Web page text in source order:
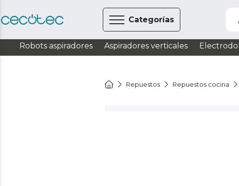
Categorías
Robots aspiradores Aspiradores verticales
Repuestos Repuestos cocina